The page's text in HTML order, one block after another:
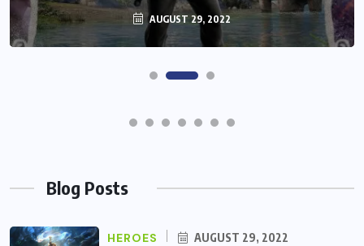
AUGUST 29, 2022
Blog Posts
HEROES AUGUST 29, 2022